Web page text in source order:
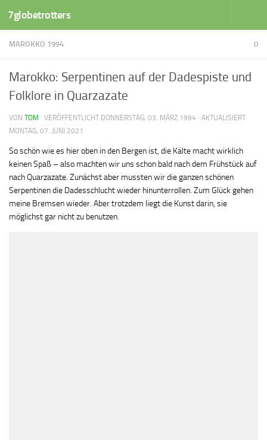
Zum Inhalt springen
7globetrotters
MAROKKO 1994 0
Marokko: Serpentinen auf der Dadespiste und
Folklore in Quarzazate
VON TOM · VERÖFFENTLICHT DONNERSTAG, 03. MÄRZ 1994 · AKTUALISIERT
MONTAG, 07. JUNI 2021
So schön wie es hier oben in den Bergen ist, die Kälte macht wirklich
keinen Spaß – also machten wir uns schon bald nach dem Frühstück auf
nach Quarzazate. Zunächst aber mussten wir die ganzen schönen
Serpentinen die Dadesschlucht wieder hinunterrollen. Zum Glück gehen
meine Bremsen wieder. Aber trotzdem liegt die Kunst darin, sie
möglichst gar nicht zu benutzen.